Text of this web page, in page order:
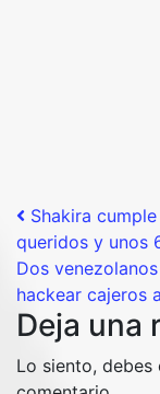
Post
Shakira
queridos y unos
Dos
hackear cajeros
Deja una
Lo siento, debes